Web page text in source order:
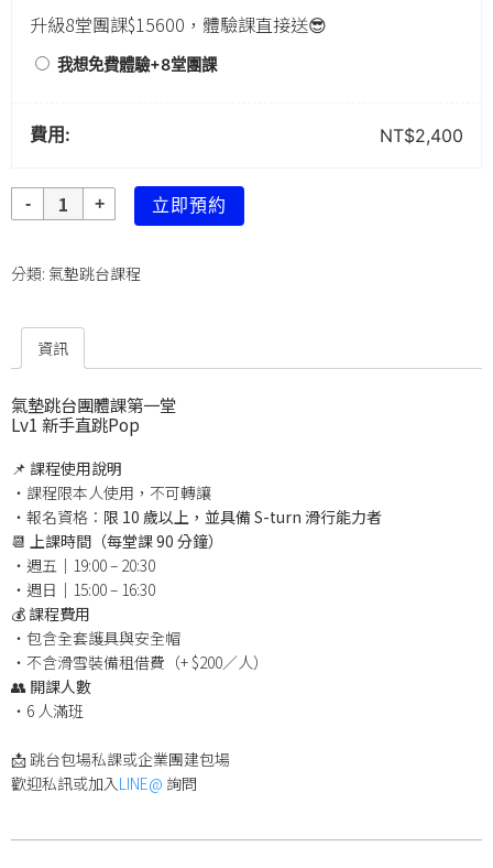
升級8堂團課$15600，體驗課直接送😎
我想免費體驗+8堂團課
費用: NT$2,400
數
量
立即預約
分類: 氣墊跳台課程
資訊
氣墊跳台團體課第一堂
Lv1 新手直跳Pop
📌 課程使用說明
・課程限本人使用，不可轉讓
・報名資格： 限 10 歲以上，並具備 S-turn 滑行能力者
📆 上課時間（每堂課 90 分鐘）
・週五｜19:00 – 20:30
・週日｜15:00 – 16:30
💰 課程費用
・包含全套護具與安全帽
・不含滑雪裝備租借費（+ $200／人）
👥 開課人數
・6 人滿班
📩 跳台包場私課或企業團建包場
歡迎私訊或加入LINE@ 詢問